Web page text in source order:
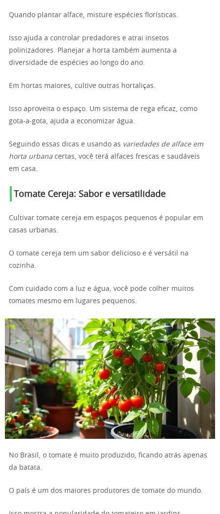
Quando plantar alface, misture espécies florísticas.
Isso ajuda a controlar predadores e atrai insetos
polinizadores. Planejar a horta também aumenta a
diversidade de espécies ao longo do ano.
Em hortas maiores, cultive outras hortaliças.
Isso aproveita o espaço. Um sistema de rega eficaz, como
gota-a-gota, ajuda a economizar água.
Seguindo essas dicas e usando as variedades de alface em
horta urbana certas, você terá alfaces frescas e saudáveis
em casa.
Tomate Cereja: Sabor e versatilidade
Cultivar tomate cereja em espaços pequenos é popular em
casas urbanas.
O tomate cereja tem um sabor delicioso e é versátil na
cozinha.
Com cuidado com a luz e água, você pode colher muitos
tomates mesmo em lugares pequenos.
No Brasil, o tomate é muito produzido, ficando atrás apenas
da batata.
O país é um dos maiores produtores de tomate do mundo.